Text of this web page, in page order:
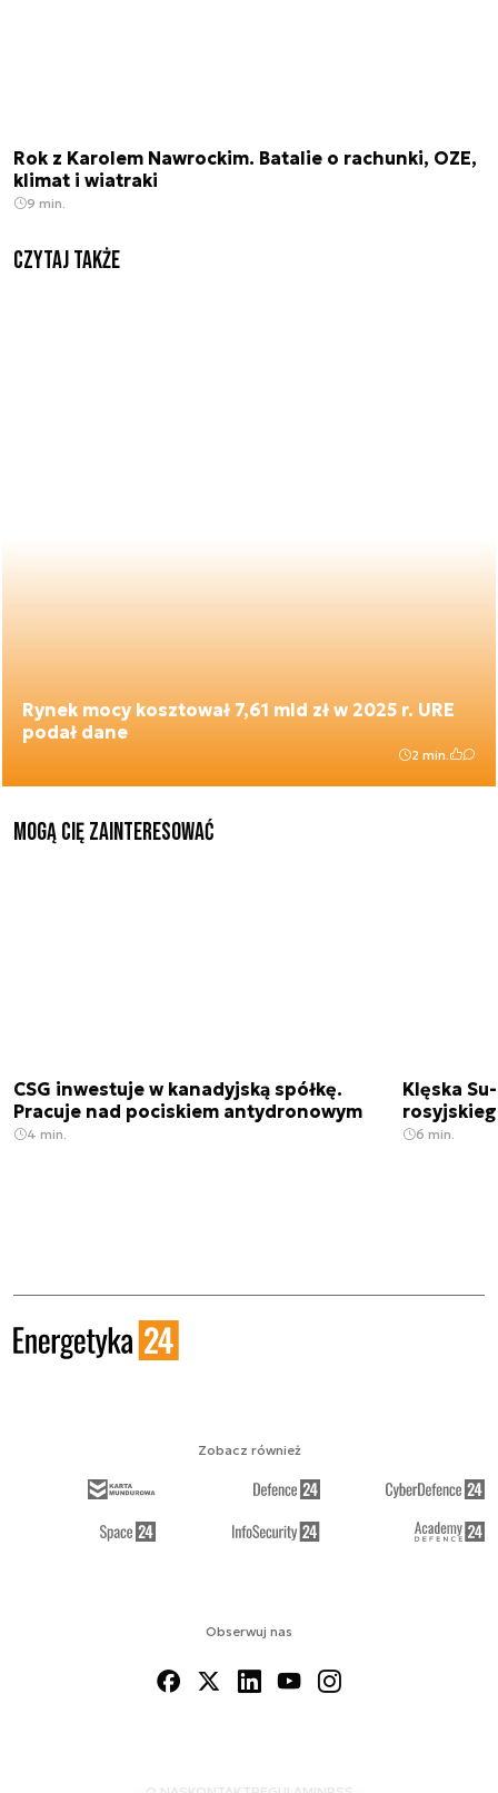
Rok z Karolem Nawrockim. Batalie o rachunki, OZE,
klimat i wiatraki
9 min.
Czytaj także
Rynek mocy kosztował 7,61 mld zł w 2025 r. URE
podał dane
2 min.
Mogą Cię zainteresować
CSG inwestuje w kanadyjską spółkę.
Pracuje nad pociskiem antydronowym
4 min.
Klęska
6 min.
Obserwuj nas
Zobacz również